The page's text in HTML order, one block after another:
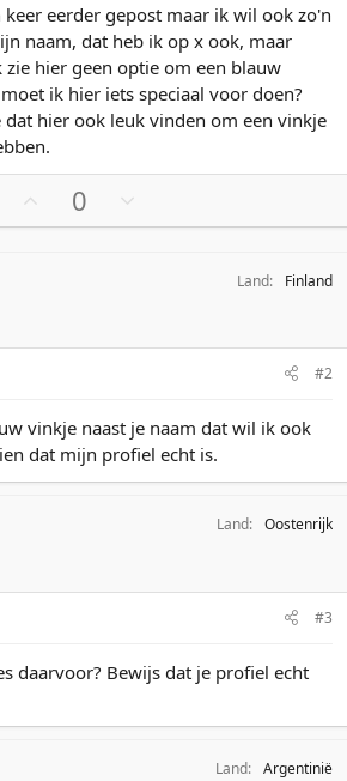
eerder gepost maar ik wil ook zo'n
naam, dat heb ik op x ook, maar
hier geen optie om een blauw
ik hier iets speciaal voor doen?
dat hier ook leuk vinden om een vinkje
t
h
g
0
t
l
g
Land Finland
#2
vinkje naast je naam dat wil ik ook
dat mijn profiel echt is.
Land Oostenrijk
#3
daarvoor? Bewijs dat je profiel echt
Land Argentinië